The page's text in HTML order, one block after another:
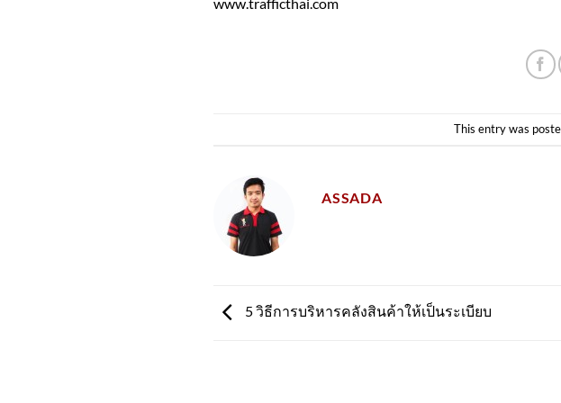
This entry was
ASSADA
5 วิธีการบริหารคลังสินค้าให้เป็นระเบียบ